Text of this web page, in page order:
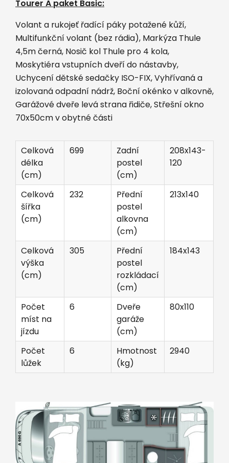
Tourer A paket Basic:
Volant a rukojeť řadící páky potažené kůží,
Multifunkční volant (bez rádia), Markýza Thule
4,5m černá, Nosič kol Thule pro 4 kola,
Moskytiéra vstupních dveří do nástavby,
Uchycení dětské sedačky ISO-FIX, Vyhřívaná a
izolovaná odpadní nádrž, Boční okénko v alkovně,
Garážové dveře levá strana řidiče, Střešní okno
70x50cm v obytné části
Celková
délka
(cm)
699
Zadní
postel
(cm)
208x143-
120
Celková
šířka
(cm)
232
Přední
postel
alkovna
(cm)
213x140
Celková
výška
(cm)
305
Přední
postel
rozkládací
(cm)
184x143
Počet
míst na
jízdu
6
Dveře
garáže
(cm)
80x110
Počet
lůžek
6
Hmotnost
(kg)
2940